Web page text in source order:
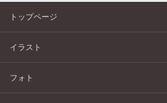
トップページ
イラスト
フォト